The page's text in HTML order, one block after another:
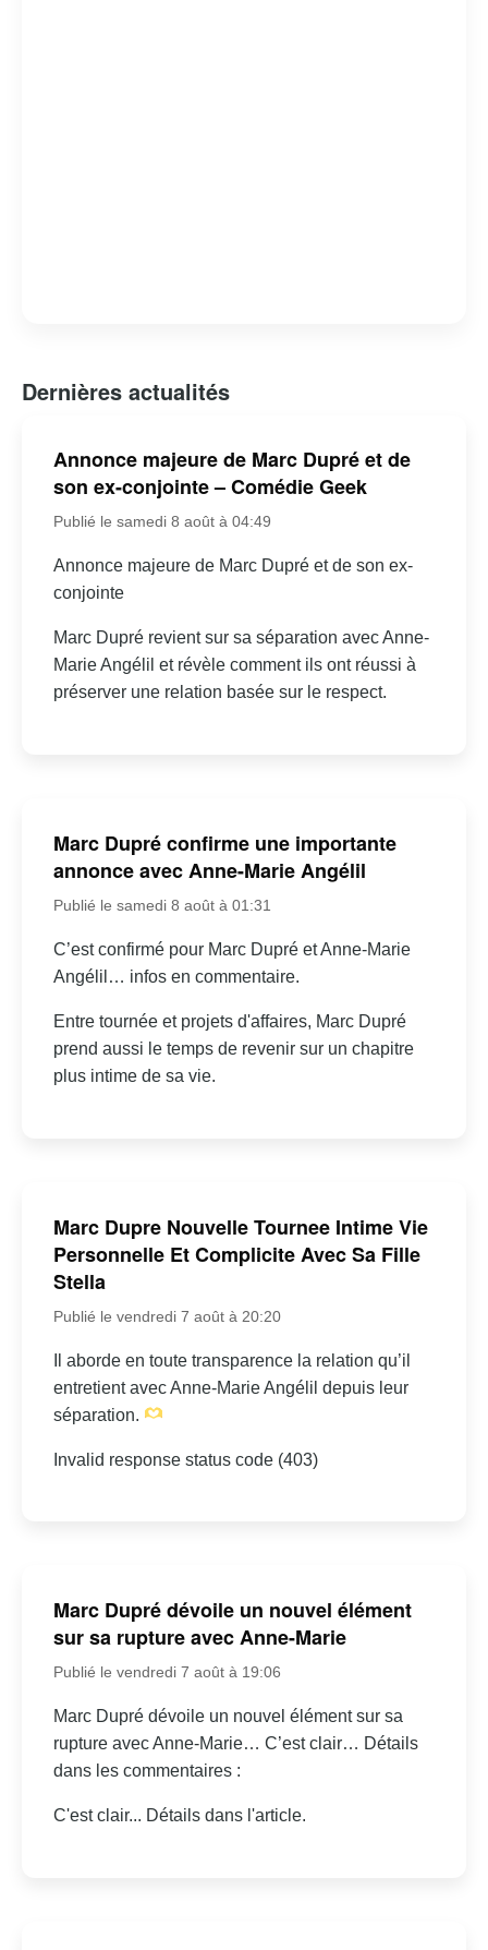
Dernières actualités
Annonce majeure de Marc Dupré et de
son ex-conjointe – Comédie Geek
Publié le samedi 8 août à 04:49
Annonce majeure de Marc Dupré et de son ex-
conjointe
Marc Dupré revient sur sa séparation avec Anne-
Marie Angélil et révèle comment ils ont réussi à
préserver une relation basée sur le respect.
Marc Dupré confirme une importante
annonce avec Anne-Marie Angélil
Publié le samedi 8 août à 01:31
C’est confirmé pour Marc Dupré et Anne-Marie
Angélil… infos en commentaire.
Entre tournée et projets d'affaires, Marc Dupré
prend aussi le temps de revenir sur un chapitre
plus intime de sa vie.
Marc Dupre Nouvelle Tournee Intime Vie
Personnelle Et Complicite Avec Sa Fille
Stella
Publié le vendredi 7 août à 20:20
Il aborde en toute transparence la relation qu’il
entretient avec Anne-Marie Angélil depuis leur
séparation.
Invalid response status code (403)
Marc Dupré dévoile un nouvel élément
sur sa rupture avec Anne-Marie
Publié le vendredi 7 août à 19:06
Marc Dupré dévoile un nouvel élément sur sa
rupture avec Anne-Marie… C’est clair… Détails
dans les commentaires :
C'est clair... Détails dans l'article.